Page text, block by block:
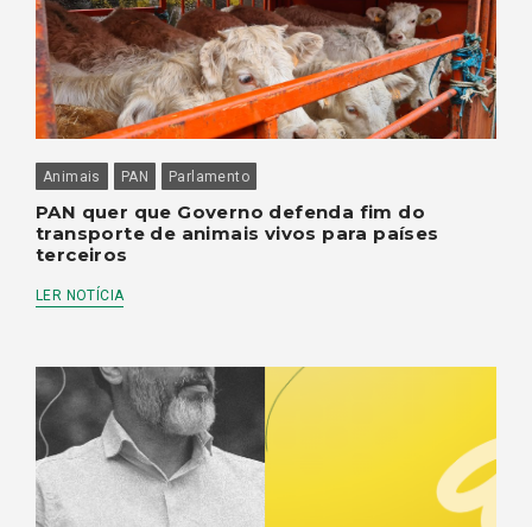
Animais PAN Parlamento
PAN quer que Governo defenda fim do
transporte de animais vivos para países
terceiros
LER NOTÍCIA